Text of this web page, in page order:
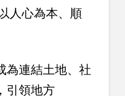
人心為本、順
為連結土地、社
引領地方